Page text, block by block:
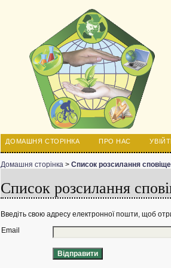
ДОМАШНЯ СТОРІНКА ПРО НАС
Домашня сторінка> Список розсилання
Список розсилання
Введіть свою адресу електронної пошти, щоб
Email